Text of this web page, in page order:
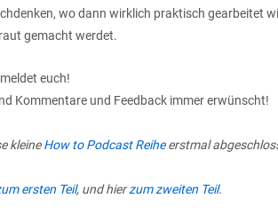
wo dann wirklich praktisch gearbeitet
gemacht werdet.
euch!
Kommentare und Feedback immer erwünscht!
kleineHow to Podcast Reiheerstmal
ersten Teil, und hierzum zweiten Teil.